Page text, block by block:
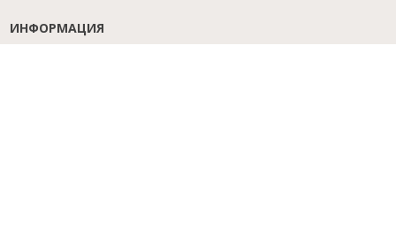
ИНФОРМАЦИЯ